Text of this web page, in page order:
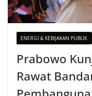
ENERGI & KEBIJAKAN PUBLIK
Prabowo
Rawat